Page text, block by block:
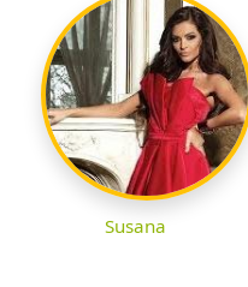
Susana